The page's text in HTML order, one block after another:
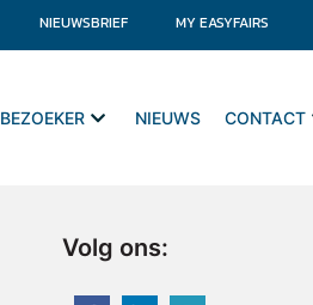
NIEUWSBRIEF MY EASYFAIRS
BEZOEKER NIEUWS CONTACT
Volg ons: